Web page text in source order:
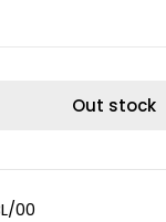
Out stock
00